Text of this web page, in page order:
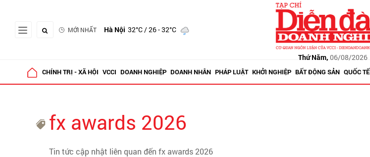
MỚI NHẤT Hà Nội 32°C/ 26 - 32°C
Thứ Năm, 06/08/2026
CHÍNH TRỊ - XÃ HỘI VCCI DOANH NGHIỆP DOANH NHÂN PHÁP LUẬT KHỞI NGHIỆP BẤT ĐỘNG SẢN QUỐC TẾ
fx awards 2026
Tin tức cập nhật liên quan đến fx awards 2026